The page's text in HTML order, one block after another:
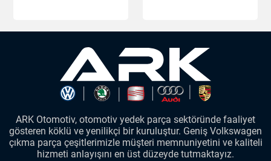
ARK Otomotiv, otomotiv yedek parça sektöründe faaliyet
gösteren köklü ve yenilikçi bir kuruluştur. Geniş Volkswagen
çıkma parça çeşitlerimizle müşteri memnuniyetini ve kaliteli
hizmeti anlayışını en üst düzeyde tutmaktayız.